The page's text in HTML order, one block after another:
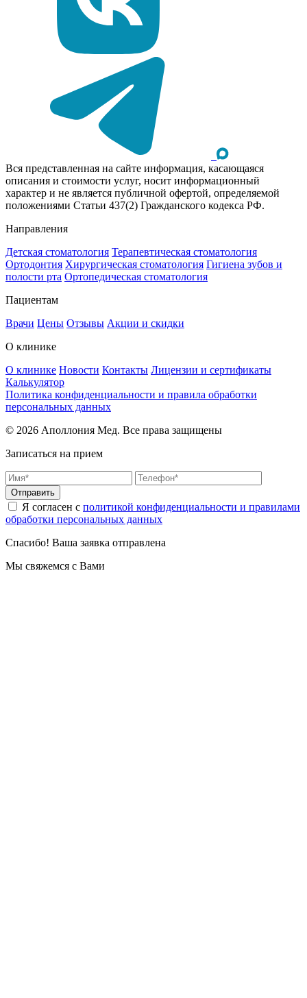
Вся представленная на сайте информация, касающаяся
описания и стоимости услуг, носит информационный
характер и не является публичной офертой, определяемой
положениями Статьи 437(2) Гражданского кодекса РФ.
Направления
Детская стоматология Терапевтическая стоматология
Ортодонтия Хирургическая стоматология Гигиена зубов и
полости рта Ортопедическая стоматология
Пациентам
Врачи Цены Отзывы Акции и скидки
О клинике
О клинике Новости Контакты Лицензии и сертификаты
Калькулятор
Политика конфиденциальности и правила обработки
персональных данных
© 2026 Аполлония Мед. Все права защищены
Записаться на прием
Отправить
Я согласен с политикой конфиденциальности и правилами
обработки персональных данных
Спасибо! Ваша заявка отправлена
Мы свяжемся с Вами